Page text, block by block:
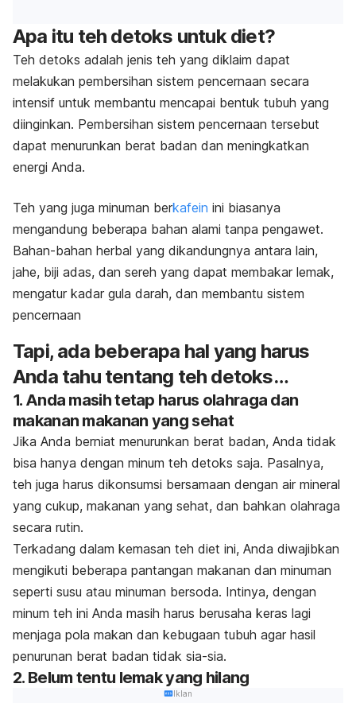
Apa itu teh detoks untuk diet?
Teh detoks adalah jenis teh yang diklaim dapat
melakukan pembersihan sistem pencernaan secara
intensif untuk membantu mencapai bentuk tubuh yang
diinginkan. Pembersihan sistem pencernaan tersebut
dapat menurunkan berat badan dan meningkatkan
energi Anda.
Teh yang juga minuman berkafein ini biasanya
mengandung beberapa bahan alami tanpa pengawet.
Bahan-bahan herbal yang dikandungnya antara lain,
jahe, biji adas, dan sereh yang dapat membakar lemak,
mengatur kadar gula darah, dan membantu sistem
pencernaan
Tapi, ada beberapa hal yang harus
Anda tahu tentang teh detoks…
1. Anda masih tetap harus olahraga dan
makanan makanan yang sehat
Jika Anda berniat menurunkan berat badan, Anda tidak
bisa hanya dengan minum teh detoks saja. Pasalnya,
teh juga harus dikonsumsi bersamaan dengan air mineral
yang cukup, makanan yang sehat, dan bahkan olahraga
secara rutin.
Terkadang dalam kemasan teh diet ini, Anda diwajibkan
mengikuti beberapa pantangan makanan dan minuman
seperti susu atau minuman bersoda. Intinya, dengan
minum teh ini Anda masih harus berusaha keras lagi
menjaga pola makan dan kebugaan tubuh agar hasil
penurunan berat badan tidak sia-sia.
2. Belum tentu lemak yang hilang
Iklan